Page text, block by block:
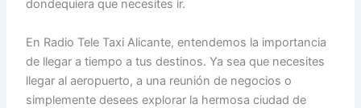
dondequiera que necesites ir.
En Radio Tele Taxi Alicante, entendemos la importancia
de llegar a tiempo a tus destinos. Ya sea que necesites
llegar al aeropuerto, a una reunión de negocios o
simplemente desees explorar la hermosa ciudad de